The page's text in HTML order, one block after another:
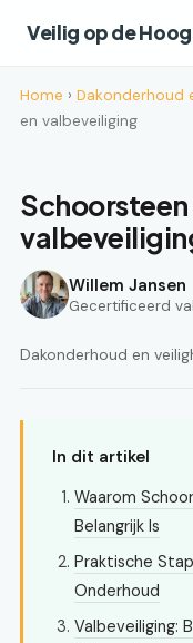
Veilig op de
Home › Dakonderhoud
en valbeveiliging
Willem Jansen
Gecertificeerd
Dakonderhoud en
In dit artikel
Waarom
Belangrijk Is
Praktische
Onderhoud
Valbeveiliging: